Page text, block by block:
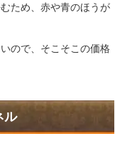
ため、赤や青のほうが
ので、そこそこの価格
ル